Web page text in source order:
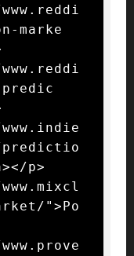
marke
predictio
p>
">Po